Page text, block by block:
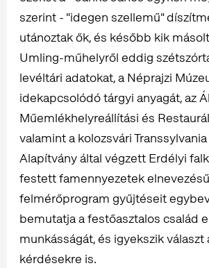
szerint - "idegen szellemű"
utánoztak ők, és később kik
Umling-műhelyről eddig
levéltári adatokat, a Néprajzi
idekapcsolódó tárgyi anyagát, az
Műemlékhelyreállítási és
valamint a kolozsvári
Alapítvány által végzett Erdélyi
festett famennyezetek elnevezésű
felmérőprogram gyűjtéseit
bemutatja a festőasztalos család
munkásságát, és igyekszik választ
kérdésekre is.